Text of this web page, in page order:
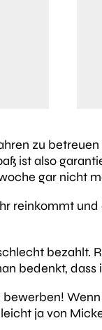
zu
ist also
gar nicht
reinkommt
bezahlt.
bedenkt,
ja von